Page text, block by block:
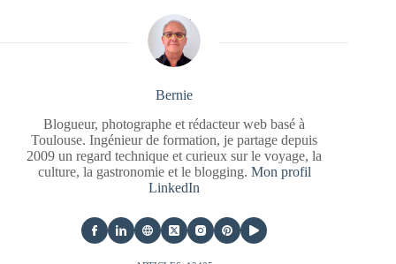
Bernie
Blogueur, photographe et rédacteur web basé à
Toulouse. Ingénieur de formation, je partage depuis
2009 un regard technique et curieux sur le voyage, la
culture, la gastronomie et le blogging. Mon profil
LinkedIn